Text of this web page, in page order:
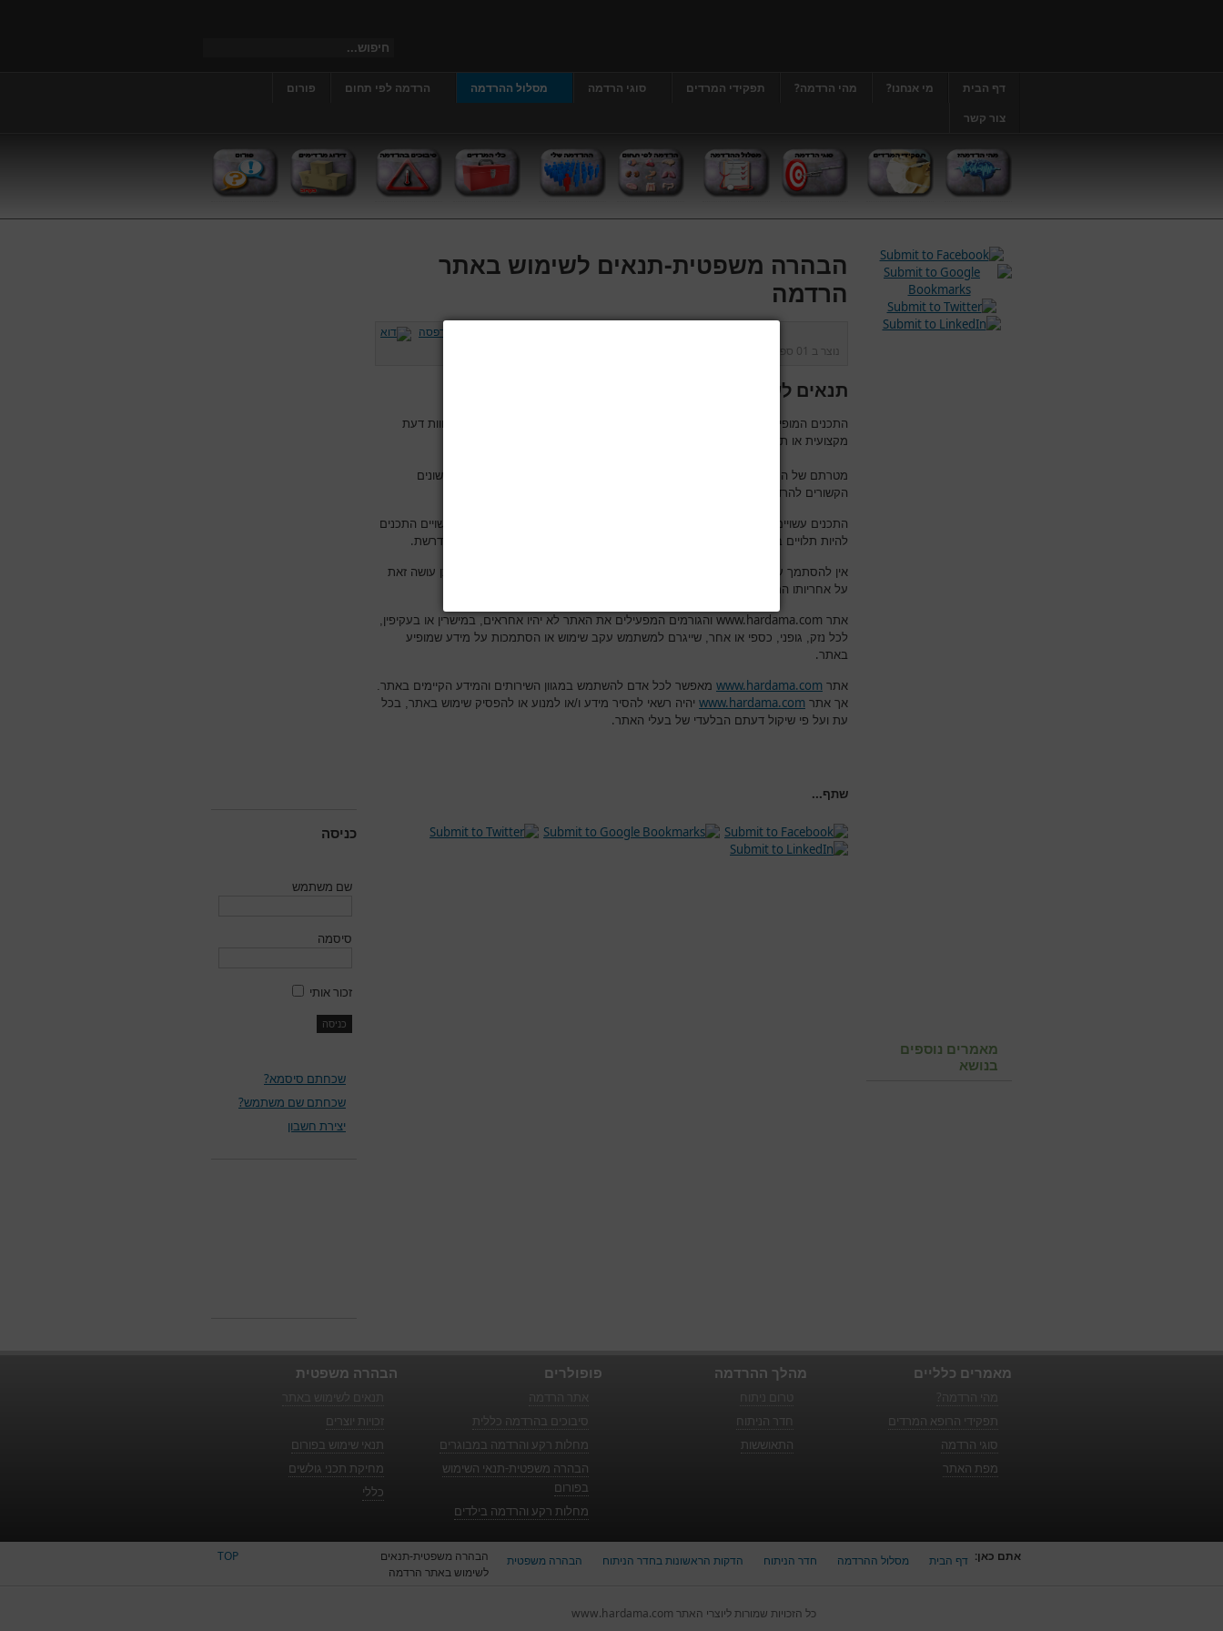
דף הבית מי אנחנו? מהי הרדמה? תפקידי המרדים סוגי הרדמה מסלול ההרדמה הרדמה לפי תחום
פורום
צור קשר
הבהרה משפטית-תנאים לשימוש באתר
הרדמה
נוצר ב 01 ספטמבר 2013
תנאים לשימוש באתר הרדמה
התכנים המופיעים באתר נועדו לספק מידע רפואי כללי ואינם מהווים עצה רפואית, חוות דעת
מקצועית או תחליף להתייעצות עם רופא מרדים או איש מקצוע אחר
מטרתם של התכנים והמאמרים באתר היא להרחיב את בסיס הידע שלכם בנושאים שונים
הקשורים להרדמה ולניתוח והם אינם מחליפים פנייה לאיש מקצוע מוסמך
התכנים עשויים לבטא אסכולה רפואית מסוימת או דעה אישית של הכותב. כמו כן, עשויים התכנים
להיות תלויים בנסיבות העובדתיות של מקרה מסוים ויש להתייחס אליהם בזהירות הנדרשת.
אין להסתמך על מידע המופיע באתר לשם החלטה על טיפול רפואי כלשהו והעושה כן עושה זאת
על אחריותו המלאה והבלעדית
אתר www.hardama.com והגורמים המפעילים את האתר לא יהיו אחראים, במישרין או בעקיפין,
לכל נזק, גופני, כספי או אחר, שייגרם למשתמש עקב שימוש או הסתמכות על מידע שמופיע
באתר.
אתר www.hardama.com מאפשר לכל אדם להשתמש במגוון השירותים והמידע הקיימים באתר.
אך אתר www.hardama.com יהיה רשאי להסיר מידע ו/או למנוע או להפסיק שימוש באתר, בכל
עת ועל פי שיקול דעתם הבלעדי של בעלי האתר.
שתף...
כניסה
שם משתמש
סיסמה
זכור אותי
שכחתם סיסמא?
שכחתם שם משתמש?
יצירת חשבון
מאמרים נוספים
בנושא
הבהרה משפטית
זכויות יוצרים
תנאי שימוש בפורום
מחיקת תכני גולשים
כללי
פופולרים
סיבוכים בהרדמה כללית
מחלות רקע והרדמה במבוגרים
הבהרה משפטית-תנאי השימוש
בפורום
מחלות רקע והרדמה בילדים
מהלך ההרדמה
חדר הניתוח
התאוששות
מאמרים כלליים
תפקידי הרופא המרדים
סוגי הרדמה
מפת האתר
אתם כאן: דף הבית מסלול ההרדמה חדר הניתוח הדקות הראשונות בחדר הניתוח הבהרה משפטית
הבהרה משפטית-תנאים
לשימוש באתר הרדמה
TOP
כל הזכויות שמורות ליוצרי האתר www.hardama.com